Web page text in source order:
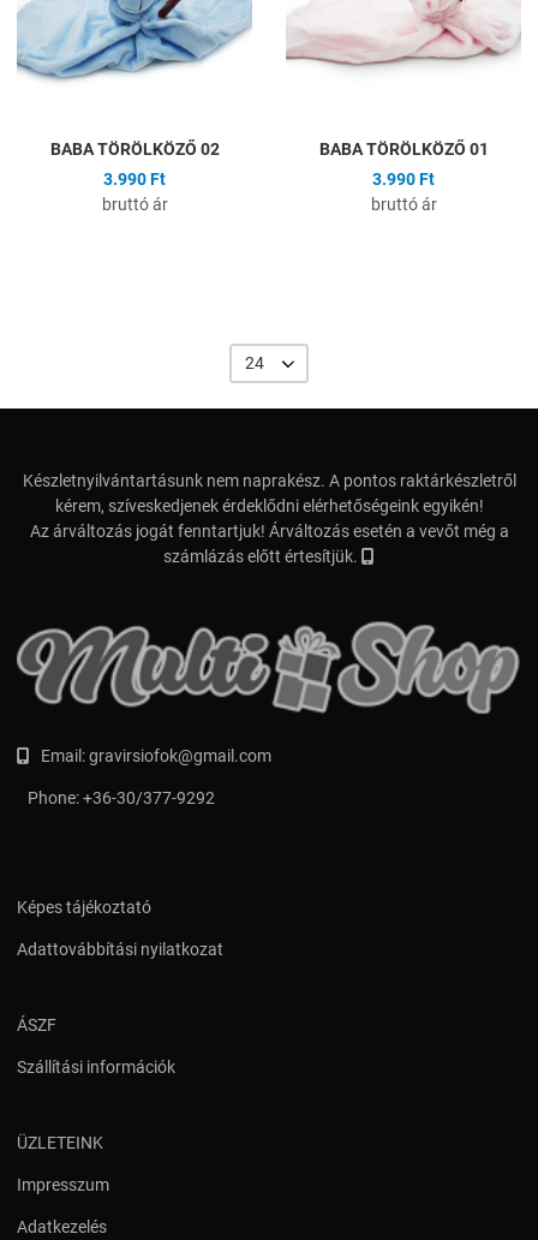
Gyors nézet
BABA TÖRÖLKÖZŐ 02
3.990 Ft
bruttó ár
BABA TÖRÖLKÖZŐ 01
3.990 Ft
bruttó ár
24
Készletnyilvántartásunk nem naprakész. A pontos raktárkészletről
kérem, szíveskedjenek érdeklődni elérhetőségeink egyikén!
Az árváltozás jogát fenntartjuk! Árváltozás esetén a vevőt még a
számlázás előtt értesítjük.
Email:gravirsiofok@gmail.com
Phone:+36-30/377-9292
Képes tájékoztató
Adattovábbítási nyilatkozat
ÁSZF
Szállítási információk
ÜZLETEINK
Impresszum
Adatkezelés